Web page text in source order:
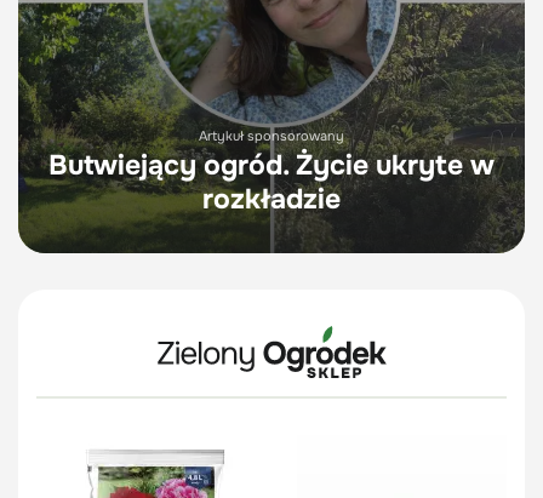
Artykuł sponsorowany
Butwiejący ogród. Życie ukryte w
rozkładzie